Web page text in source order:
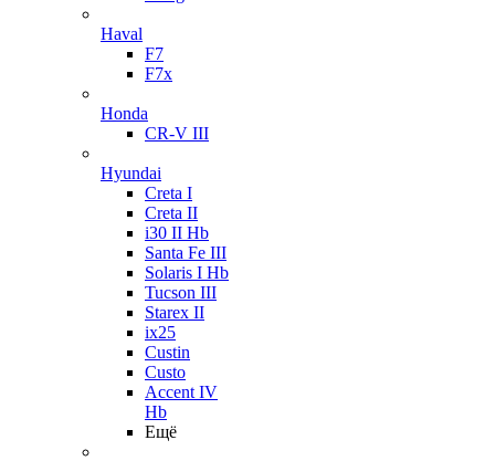
Haval
F7
F7x
Honda
CR-V III
Hyundai
Creta I
Creta II
i30 II Hb
Santa Fe III
Solaris I Hb
Tucson III
Starex II
ix25
Custin
Custo
Accent IV
Hb
Ещё